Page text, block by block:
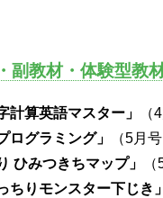
副教材・体験型教
計算英語マスター」
（
ログラミング」
（5月号
ひみつきちマップ」
ちりモンスター下じき」